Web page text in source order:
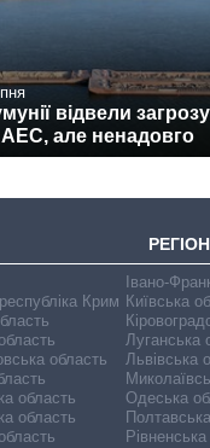
відвели загрозу
але ненадовго
Крим
область
область
область
Івано-
Київська
Луганська
Львівська
Одеська